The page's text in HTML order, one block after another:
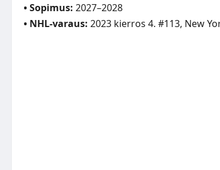
• Sopimus: 2027–2028
• NHL-varaus: 2023 kierros 4. #113, New